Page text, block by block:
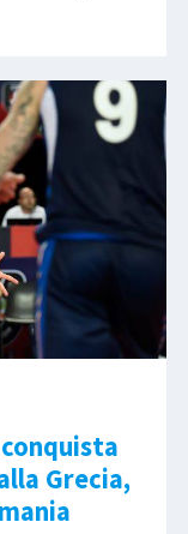
Grecia,